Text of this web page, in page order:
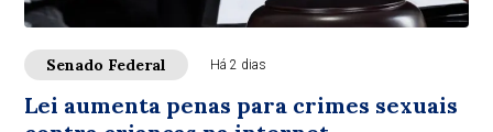
Senado Federal Há 2 dias
Lei aumenta penas para crimes sexuais